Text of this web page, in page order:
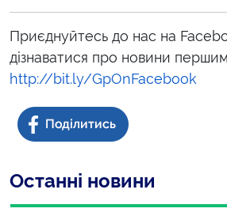
Приєднуйтесь до нас на
дізнаватися про новини
http://bit.ly/GpOnFacebook
Останні новини